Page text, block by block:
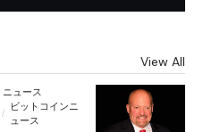
View All
ニュース
ビットコインニ
ュース